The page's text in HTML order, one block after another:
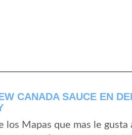
CANADA SAUCE EN
los Mapas que mas le gusta